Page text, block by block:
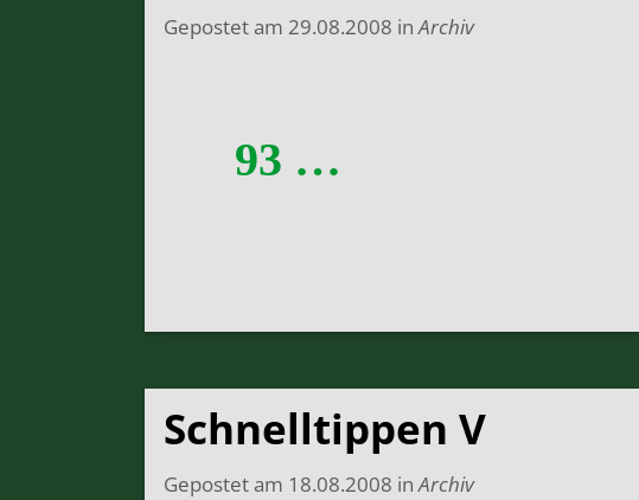
Gepostet am 29.08.2008 in Archiv
93 …
Schnelltippen V
Gepostet am 18.08.2008 inArchiv